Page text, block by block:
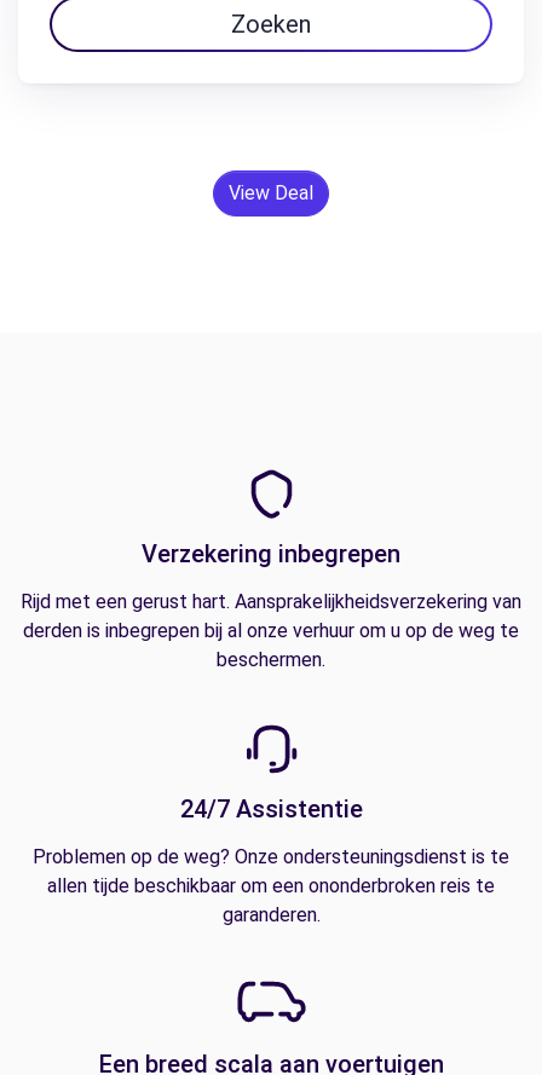
Zoeken
View Deal
Verzekering inbegrepen
Rijd met een gerust hart. Aansprakelijkheidsverzekering van
derden is inbegrepen bij al onze verhuur om u op de weg te
beschermen.
24/7 Assistentie
Problemen op de weg? Onze ondersteuningsdienst is te
allen tijde beschikbaar om een ononderbroken reis te
garanderen.
Een breed scala aan voertuigen